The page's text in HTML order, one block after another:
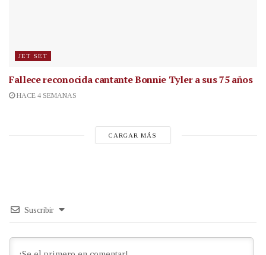
JET SET
Fallece reconocida cantanteBonnie Tyler a sus 75 años
HACE 4 SEMANAS
CARGAR MÁS
Suscribir